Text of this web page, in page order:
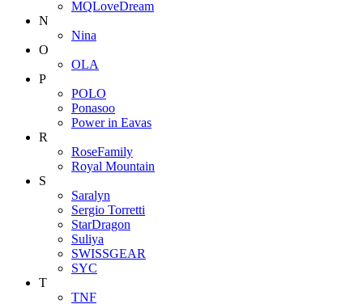
MQLoveDream
N
Nina
O
OLA
P
POLO
Ponasoo
Power in Eavas
R
RoseFamily
Royal Mountain
S
Saralyn
Sergio Torretti
StarDragon
Suliya
SWISSGEAR
SYC
T
TNF